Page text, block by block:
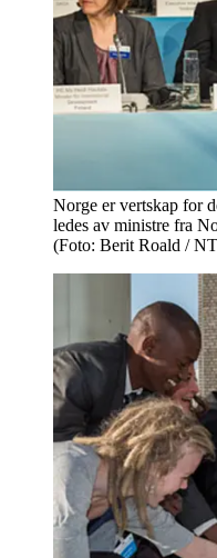
Norge er vertskap for
ledes av ministre fra
(Foto: Berit Roald /